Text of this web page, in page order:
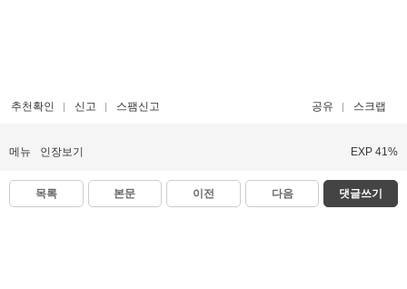
추천확인 신고 스팸신고 공유 스크랩
메뉴 인장보기 EXP 41%
목록 본문 이전 다음 댓글쓰기